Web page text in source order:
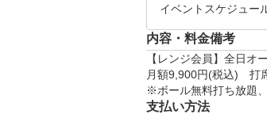
内容・料金備考
【レンジ会員】全日オ
月額9,900円(税込)　打
支払い方法